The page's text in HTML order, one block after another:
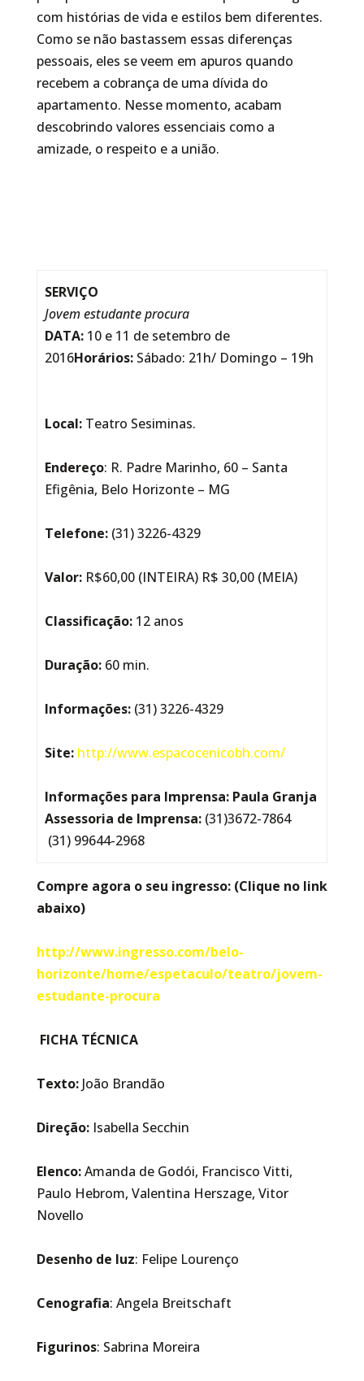
com histórias de vida e estilos bem diferentes.
Como se não bastassem essas diferenças
pessoais, eles se veem em apuros quando
recebem a cobrança de uma dívida do
apartamento. Nesse momento, acabam
descobrindo valores essenciais como a
amizade, o respeito e a união.
SERVIÇO
Jovem estudante procura
DATA: 10 e 11 de setembro de
2016Horários: Sábado: 21h/ Domingo – 19h
Local: Teatro Sesiminas.
Endereço: R. Padre Marinho, 60 – Santa
Efigênia, Belo Horizonte – MG
Telefone: (31) 3226-4329
Valor: R$60,00 (INTEIRA) R$ 30,00 (MEIA)
Classificação: 12 anos
Duração: 60 min.
Informações: (31) 3226-4329
Site: http://www.espacocenicobh.com/
Informações para Imprensa: Paula Granja
Assessoria de Imprensa: (31)3672-7864
(31) 99644-2968
Compre agora o seu ingresso: (Clique no link
abaixo)
http://www.ingresso.com/belo-
horizonte/home/espetaculo/teatro/jovem-
estudante-procura
FICHA TÉCNICA
Texto: João Brandão
Direção: Isabella Secchin
Elenco:Amanda de Godói, Francisco Vitti,
Paulo Hebrom, Valentina Herszage, Vitor
Novello
Desenho de luz: Felipe Lourenço
Cenografia: Angela Breitschaft
Figurinos: Sabrina Moreira